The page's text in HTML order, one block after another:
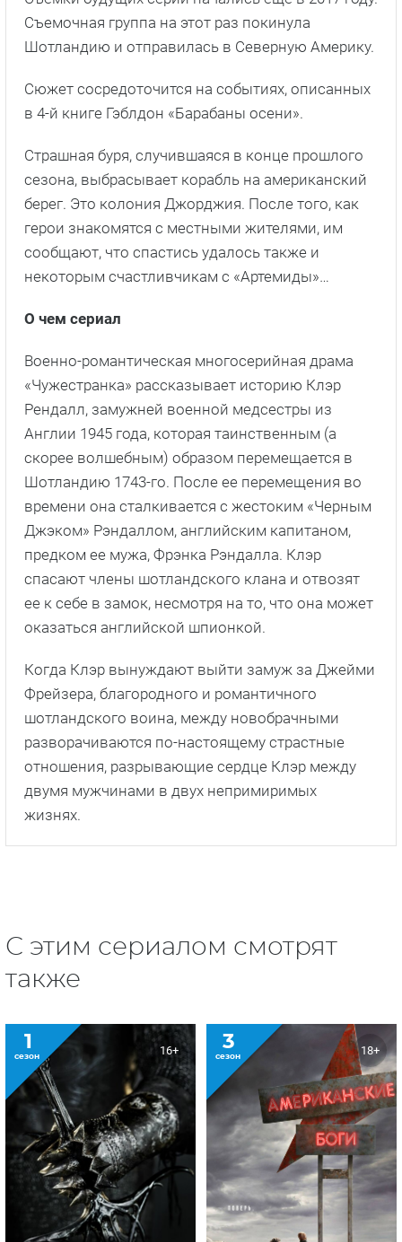
Съемочная группа на этот раз покинула
Шотландию и отправилась в Северную Америку.
Сюжет сосредоточится на событиях, описанных
в 4-й книге Гэблдон «Барабаны осени».
Страшная буря, случившаяся в конце прошлого
сезона, выбрасывает корабль на американский
берег. Это колония Джорджия. После того, как
герои знакомятся с местными жителями, им
сообщают, что спастись удалось также и
некоторым счастливчикам с «Артемиды»…
О чем сериал
Военно-романтическая многосерийная драма
«Чужестранка» рассказывает историю Клэр
Рендалл, замужней военной медсестры из
Англии 1945 года, которая таинственным (а
скорее волшебным) образом перемещается в
Шотландию 1743-го. После ее перемещения во
времени она сталкивается с жестоким «Черным
Джэком» Рэндаллом, английским капитаном,
предком ее мужа, Фрэнка Рэндалла. Клэр
спасают члены шотландского клана и отвозят
ее к себе в замок, несмотря на то, что она может
оказаться английской шпионкой.
Когда Клэр вынуждают выйти замуж за Джейми
Фрейзера, благородного и романтичного
шотландского воина, между новобрачными
разворачиваются по-настоящему страстные
отношения, разрывающие сердце Клэр между
двумя мужчинами в двух непримиримых
жизнях.
С этим сериалом смотрят